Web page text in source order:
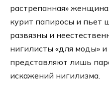
растрепанная»
курит папиросы и пьет
развязны и
нигилисты «для моды» и
представляют лишь
искажений нигилизма.